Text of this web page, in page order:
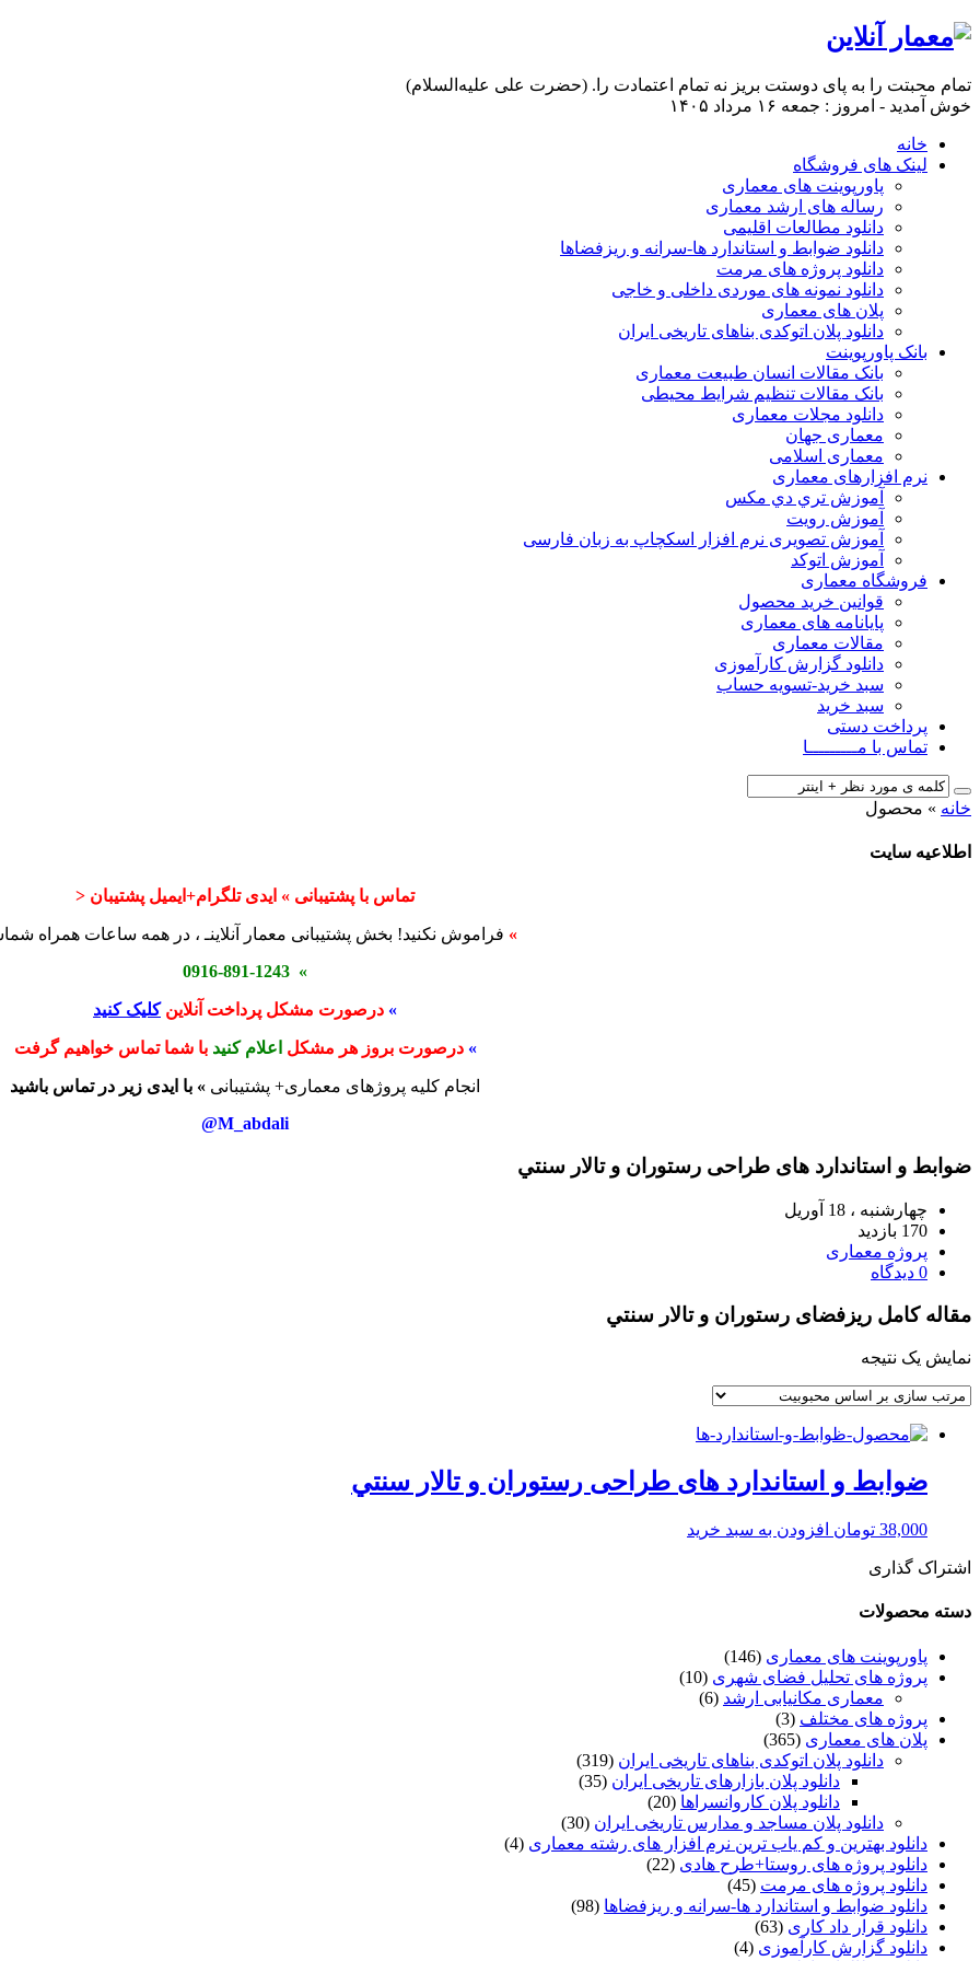
تمام محبتت را به پای دوستت بریز نه تمام اعتمادت را. (حضرت علی علیه‌السلام)
خوش آمدید - امروز : جمعه ۱۶ مرداد ۱۴۰۵
خانه
لینک های فروشگاه
پاورپوینت های معماری
رساله های ارشد معماری
دانلود مطالعات اقلیمی
دانلود ضوابط و استاندارد ها-سرانه و ریزفضاها
دانلود پروژه های مرمت
دانلود نمونه های موردی داخلی و خاجی
پلان های معماری
دانلود پلان اتوکدی بناهای تاریخی ایران
بانک پاورپوینت
بانک مقالات انسان طبیعت معماری
بانک مقالات تنظیم شرایط محیطی
دانلود مجلات معماری
معماری جهان
معماری اسلامی
نرم افزارهای معماری
آﻣﻮزش ﺗﺮي دي ﻣﮑﺲ
آموزش رویت
آموزش تصویری نرم افزار اسکچاپ به زبان فارسی
آموزش اتوکد
فروشگاه معماری
قوانین خرید محصول
پایانامه های معماری
مقالات معماری
دانلود گزارش کارآموزی
سبد خرید-تسویه حساب
سبد خرید
پرداخت دستی
تماس با مـــــــــا
خانه » محصول
اطلاعیه سایت
تماس با پشتیبانی » ایدی تلگرام+ایمیل پشتیبان <
» فراموش نکنید! بخش پشتیبانی معمار آنلاینـ ، در همه ساعات همراه
» 0916-891-1243
» درصورت مشکل پرداخت آنلاینکلیک کنید
» درصورت بروز هر مشکل اعلام کنید با شما تماس خواهیم گرفت
انجام کلیه پروژهای معماری+ پشتیبانی » با ایدی زیر در تماس باشید
M_abdali@
ضوابط و استاندارد های طراحی رستوران و تالار سنتي
چهارشنبه ، 18 آوریل
170 بازدید
پروژه معماری
0 دیدگاه
مقاله کامل ریزفضای رستوران و تالار سنتي
نمایش یک نتیجه
ضوابط و استاندارد های طراحی رستوران و تالار سنتي
38,000 تومان افزودن به سبد خرید
اشتراک گذاری
دسته محصولات
پاورپوینت های معماری (146)
پروژه های تحلیل فضای شهری (10)
معماری مکانیابی ارشد (6)
پروژه های مختلف (3)
پلان های معماری (365)
دانلود پلان اتوکدی بناهای تاریخی ایران (319)
دانلود پلان بازارهای تاریخی ایران (35)
دانلود پلان کاروانسراها (20)
دانلود پلان مساجد و مدارس تاریخی ایران (30)
دانلود بهترین و کم یاب ترین نرم افزار های رشته معماری (4)
دانلود پروژه های روستا+طرح هادی (22)
دانلود پروژه های مرمت (45)
دانلود ضوابط و استاندارد ها-سرانه و ریزفضاها (98)
دانلود قرار داد کاری (63)
دانلود گزارش کارآموزی (4)